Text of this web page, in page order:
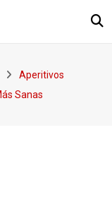
Aperitivos
Sanas